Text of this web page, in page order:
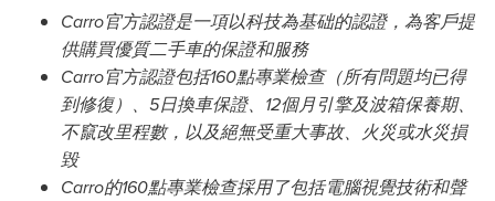
Carro官方認證是一項以科技為基础的認證，為客戶提
供購買優質二手車的保證和服務
Carro官方認證包括160點專業檢查（所有問題均已得
到修復）、5日換車保證、12個月引擎及波箱保養期、
不竄改里程數，以及絕無受重大事故、火災或水災損
毀
Carro的160點專業檢查採用了包括電腦視覺技術和聲